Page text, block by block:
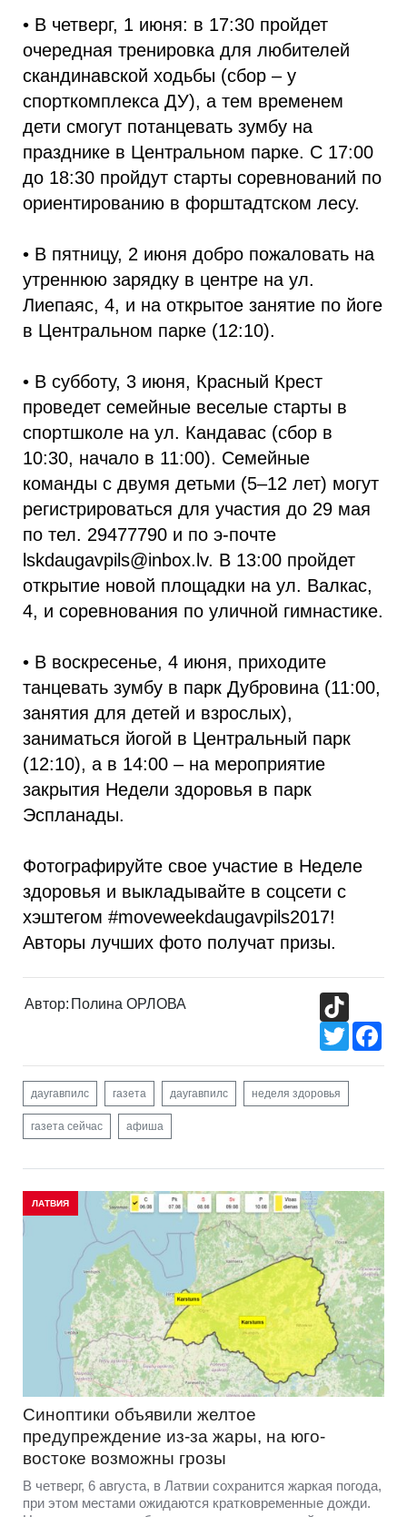
• В четверг, 1 июня: в 17:30 пройдет
очередная тренировка для любителей
скандинавской ходьбы (сбор – у
спорткомплекса ДУ), а тем временем
дети смогут потанцевать зумбу на
празднике в Центральном парке. С 17:00
до 18:30 пройдут старты соревнований по
ориентированию в форштадтском лесу.
• В пятницу, 2 июня добро пожаловать на
утреннюю зарядку в центре на ул.
Лиепаяс, 4, и на открытое занятие по йоге
в Центральном парке (12:10).
• В субботу, 3 июня, Красный Крест
проведет семейные веселые старты в
спортшколе на ул. Кандавас (сбор в
10:30, начало в 11:00). Семейные
команды с двумя детьми (5–12 лет) могут
регистрироваться для участия до 29 мая
по тел. 29477790 и по э-почте
lskdaugavpils@inbox.lv. В 13:00 пройдет
открытие новой площадки на ул. Валкас,
4, и соревнования по уличной гимнастике.
• В воскресенье, 4 июня, приходите
танцевать зумбу в парк Дубровина (11:00,
занятия для детей и взрослых),
заниматься йогой в Центральный парк
(12:10), а в 14:00 – на мероприятие
закрытия Недели здоровья в парк
Эспланады.
Фотографируйте свое участие в Неделе
здоровья и выкладывайте в соцсети с
хэштегом #moveweekdaugavpils2017!
Авторы лучших фото получат призы.
Автор: Полина ОРЛОВА
Twitter
даугавпилс газета даугавпилс неделя здоровья
газета сейчас афиша
ЛАТВИЯ
Синоптики объявили желтое
предупреждение из-за жары, на юго-
востоке возможны грозы
В четверг, 6 августа, в Латвии сохранится жаркая погода,
при этом местами ожидаются кратковременные дожди.